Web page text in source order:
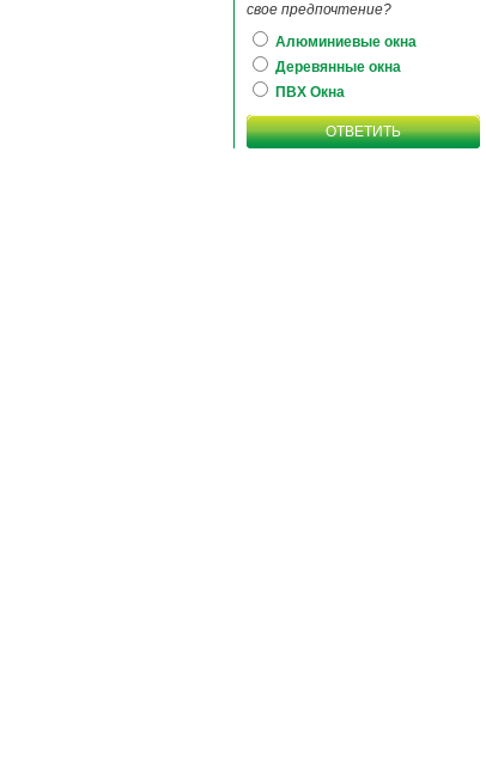
свое предпочтение?
Алюминиевые окна
Деревянные окна
ПВХ Окна